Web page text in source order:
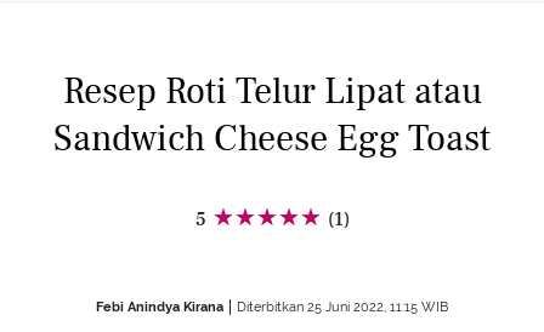
Resep Roti Telur Lipat atau
Sandwich Cheese Egg Toast
5 (1)
Febi Anindya Kirana Diterbitkan 25 Juni 2022, 11:15 WIB